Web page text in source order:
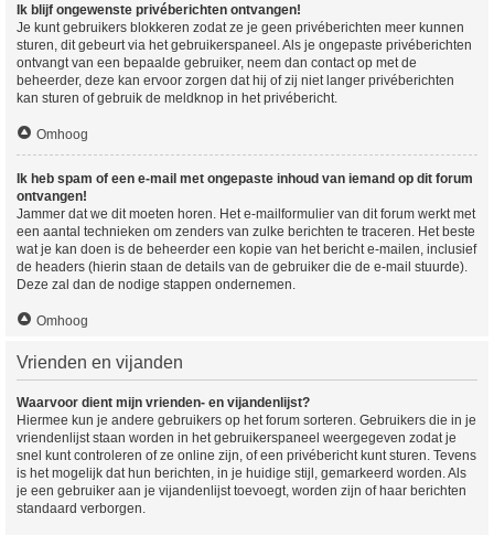
Ik blijf ongewenste privéberichten ontvangen!
Je kunt gebruikers blokkeren zodat ze je geen privéberichten meer kunnen
sturen, dit gebeurt via het gebruikerspaneel. Als je ongepaste privéberichten
ontvangt van een bepaalde gebruiker, neem dan contact op met de
beheerder, deze kan ervoor zorgen dat hij of zij niet langer privéberichten
kan sturen of gebruik de meldknop in het privébericht.
Omhoog
Ik heb spam of een e-mail met ongepaste inhoud van iemand op dit forum
ontvangen!
Jammer dat we dit moeten horen. Het e-mailformulier van dit forum werkt met
een aantal technieken om zenders van zulke berichten te traceren. Het beste
wat je kan doen is de beheerder een kopie van het bericht e-mailen, inclusief
de headers (hierin staan de details van de gebruiker die de e-mail stuurde).
Deze zal dan de nodige stappen ondernemen.
Omhoog
Vrienden en vijanden
Waarvoor dient mijn vrienden- en vijandenlijst?
Hiermee kun je andere gebruikers op het forum sorteren. Gebruikers die in je
vriendenlijst staan worden in het gebruikerspaneel weergegeven zodat je
snel kunt controleren of ze online zijn, of een privébericht kunt sturen. Tevens
is het mogelijk dat hun berichten, in je huidige stijl, gemarkeerd worden. Als
je een gebruiker aan je vijandenlijst toevoegt, worden zijn of haar berichten
standaard verborgen.